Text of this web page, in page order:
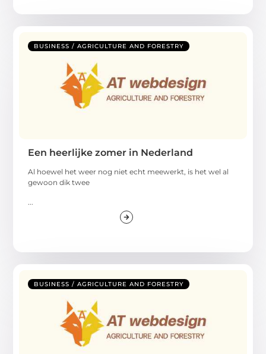
BUSINESS / AGRICULTURE AND FORESTRY
Een heerlijke zomer in Nederland
Al hoewel het weer nog niet echt meewerkt, is het wel al
gewoon dik twee
BUSINESS / AGRICULTURE AND FORESTRY